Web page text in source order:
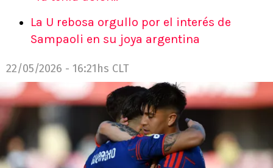
La U rebosa orgullo por el interés de
Sampaoli en su joya argentina
22/05/2026 - 16:21hs CLT